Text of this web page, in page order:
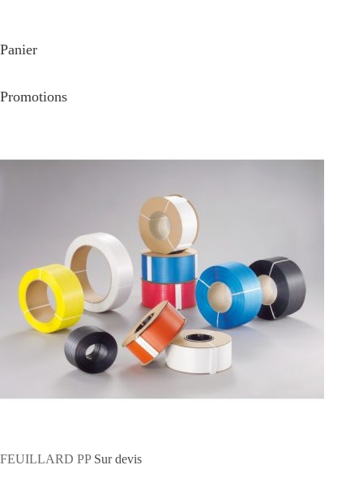
Panier
Promotions
FEUILLARD PP Sur devis